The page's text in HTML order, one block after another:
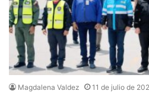
Magdalena Valdez 11 de julio de